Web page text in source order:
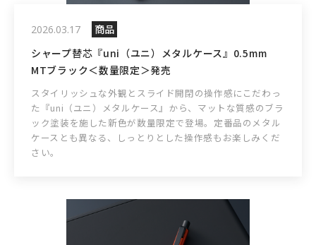
2026.03.17
商品
シャープ替芯『uni（ユニ）メタルケース』0.5mm
MTブラック＜数量限定＞発売
スタイリッシュな外観とスライド開閉の操作感にこだわっ
た『uni（ユニ）メタルケース』から、マットな質感のブラ
ック塗装を施した新色が数量限定で登場。定番品のメタル
ケースとも異なる、しっとりとした操作感もお楽しみくだ
さい。